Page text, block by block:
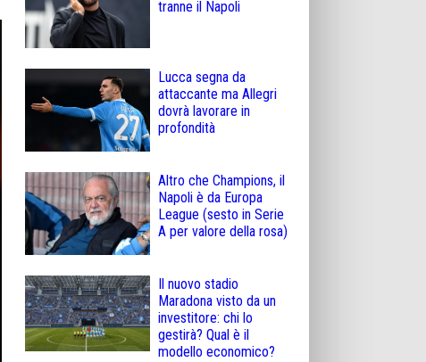
tranne il Napoli
Lucca segna da
attaccante ma Allegri
dovrà lavorare in
profondità
Altro che Champions, il
Napoli è da Europa
League (sesto in Serie
A per valore della rosa)
Il nuovo stadio
Maradona visto da un
investitore: chi lo
gestirà? Qual è il
modello economico?